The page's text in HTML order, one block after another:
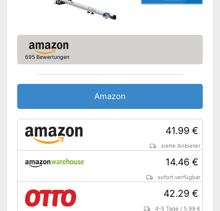
695 Bewertungen
Amazon
41.99 €
siehe Anbieter
14.46 €
sofort verfügbar
42.29 €
4-5 Tage / 5.99 €